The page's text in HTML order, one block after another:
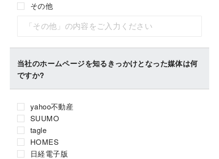
その他
当社のホームページを知るきっかけとなった媒体は何
ですか?
yahoo不動産
SUUMO
tagle
HOMES
日経電子版